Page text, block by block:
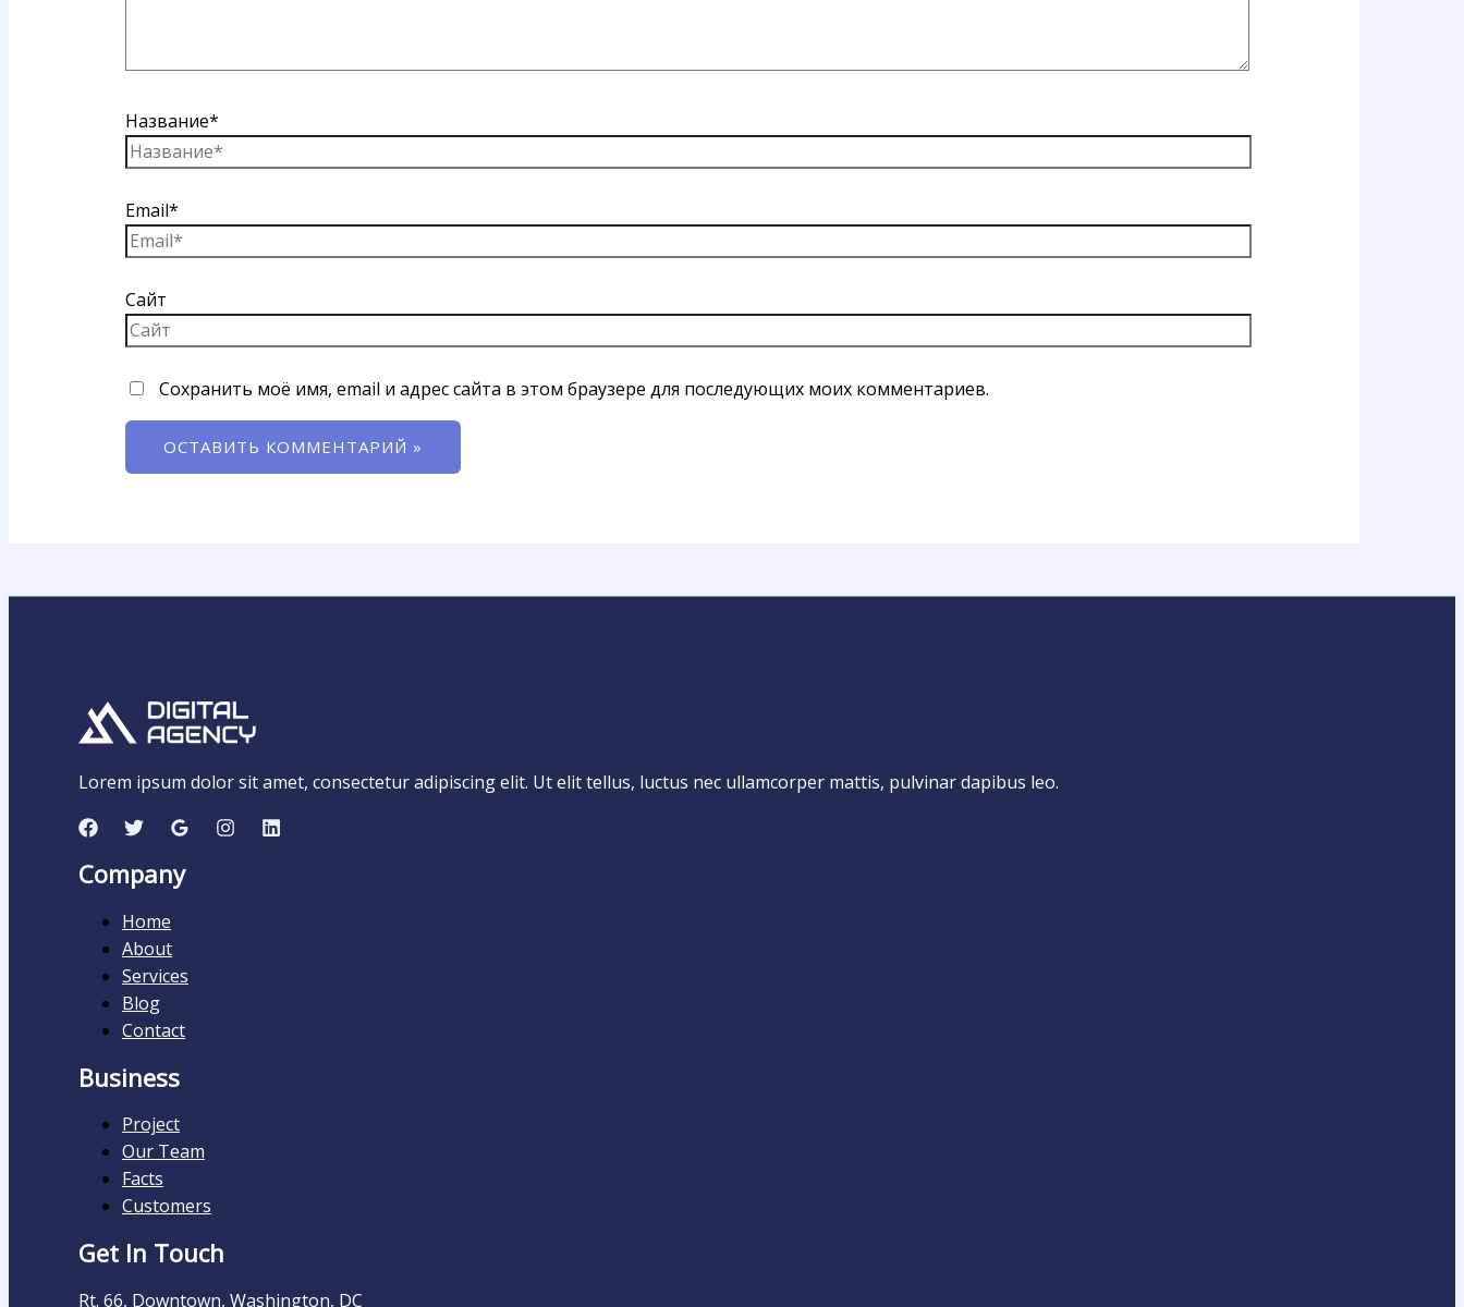
Название*
Email*
Сайт
Сохранить моё имя, email и адрес сайта в этом браузере для последующих моих комментариев.
Lorem ipsum dolor sit amet, consectetur adipiscing elit. Ut elit tellus, luctus nec ullamcorper mattis, pulvinar dapibus leo.
Company
Home
About
Services
Blog
Contact
Business
Project
Our Team
Facts
Customers
Get In Touch
Rt. 66, Downtown, Washington, DC